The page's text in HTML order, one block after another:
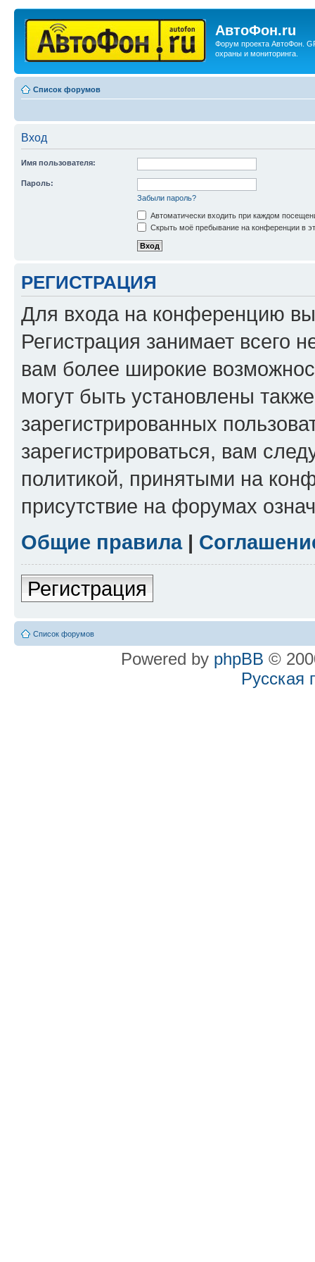
АвтоФон.ru
Форум проекта АвтоФон.
охраны и мониторинга.
Список форумов
Вход
Имя пользователя:
Пароль:
Забыли пароль?
Автоматически входить при каждом
Скрыть моё пребывание на конференции в
РЕГИСТРАЦИЯ
Для входа на конференцию
Регистрация занимает всего
вам более широкие
могут быть установлены
зарегистрированных
зарегистрироваться, вам
политикой, принятыми на
присутствие на форумах
Общие правила|
Регистрация
Список форумов
Powered by phpBB ©
Русская